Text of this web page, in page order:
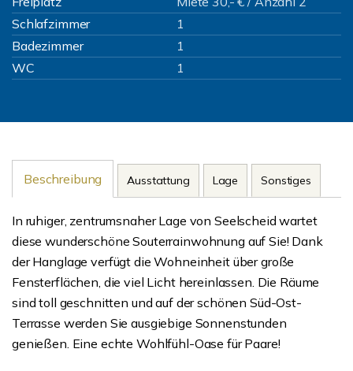
Schlafzimmer
1
Badezimmer
1
WC
1
Beschreibung Ausstattung Lage Sonstiges
In ruhiger, zentrumsnaher Lage von Seelscheid wartet
diese wunderschöne Souterrainwohnung auf Sie! Dank
der Hanglage verfügt die Wohneinheit über große
Fensterflächen, die viel Licht hereinlassen. Die Räume
sind toll geschnitten und auf der schönen Süd-Ost-
Terrasse werden Sie ausgiebige Sonnenstunden
genießen. Eine echte Wohlfühl-Oase für Paare!